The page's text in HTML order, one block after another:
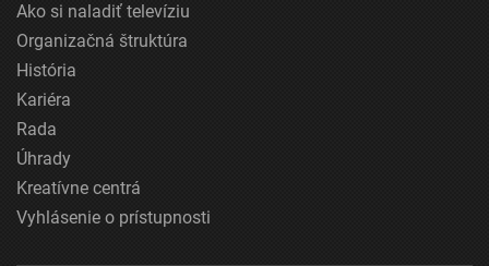
Ako si naladiť televíziu
Organizačná štruktúra
História
Kariéra
Rada
Úhrady
Kreatívne centrá
Vyhlásenie o prístupnosti